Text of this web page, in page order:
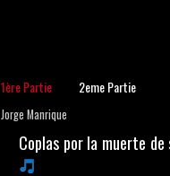
1ère Partie 2eme Partie
Jorge Manrique
Coplas por la muerte de